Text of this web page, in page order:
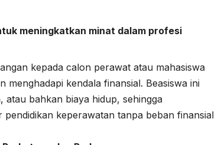
meningkatkan minat dalam profesi
kepada calon perawat atau mahasiswa
kendala finansial. Beasiswa ini
bahkan biaya hidup, sehingga
keperawatan tanpa beban finansial